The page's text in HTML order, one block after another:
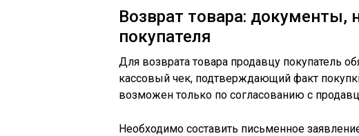
Возврат товара: документы,
покупателя
Для возврата товара продавцу покупатель
кассовый чек, подтверждающий факт
возможен только по согласованию с
Необходимо составить письменное